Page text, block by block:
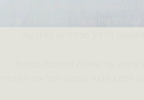
הרבה שאלות הקשורות במיסוי והיטלים
רכישה או מכירה של הנכס, ועוד